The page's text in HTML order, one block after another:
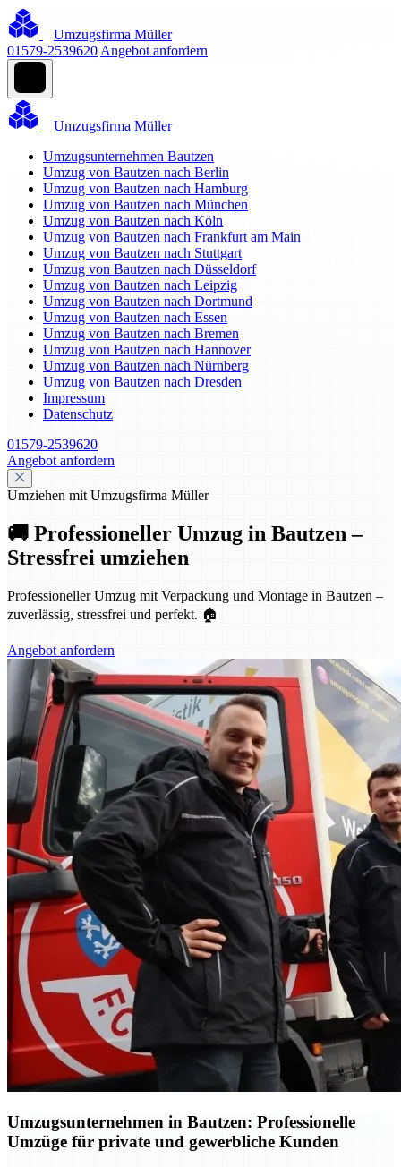
Umzugsfirma Müller
01579-2539620 Angebot anfordern
Umzugsfirma Müller
Umzugsunternehmen Bautzen
Umzug von Bautzen nach Berlin
Umzug von Bautzen nach Hamburg
Umzug von Bautzen nach München
Umzug von Bautzen nach Köln
Umzug von Bautzen nach Frankfurt am Main
Umzug von Bautzen nach Stuttgart
Umzug von Bautzen nach Düsseldorf
Umzug von Bautzen nach Leipzig
Umzug von Bautzen nach Dortmund
Umzug von Bautzen nach Essen
Umzug von Bautzen nach Bremen
Umzug von Bautzen nach Hannover
Umzug von Bautzen nach Nürnberg
Umzug von Bautzen nach Dresden
Impressum
Datenschutz
01579-2539620
Angebot anfordern
Umziehen mit Umzugsfirma Müller
🚚 Professioneller Umzug in Bautzen –
Stressfrei umziehen
Professioneller Umzug mit Verpackung und Montage in Bautzen –
zuverlässig, stressfrei und perfekt. 🏠
Angebot anfordern
Umzugsunternehmen in Bautzen: Professionelle
Umzüge für private und gewerbliche Kunden